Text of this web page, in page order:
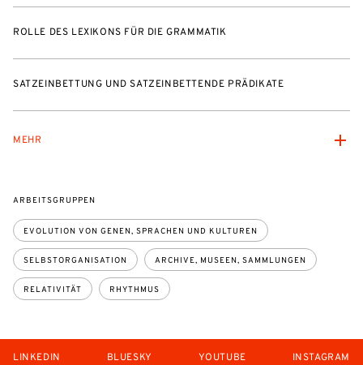
ROLLE DES LEXIKONS FÜR DIE GRAMMATIK
SATZEINBETTUNG UND SATZEINBETTENDE PRÄDIKATE
MEHR
ARBEITSGRUPPEN
EVOLUTION VON GENEN, SPRACHEN UND KULTUREN
SELBSTORGANISATION ARCHIVE, MUSEEN, SAMMLUNGEN
RELATIVITÄT RHYTHMUS
LINKEDIN BLUESKY YOUTUBE INSTAGRAM